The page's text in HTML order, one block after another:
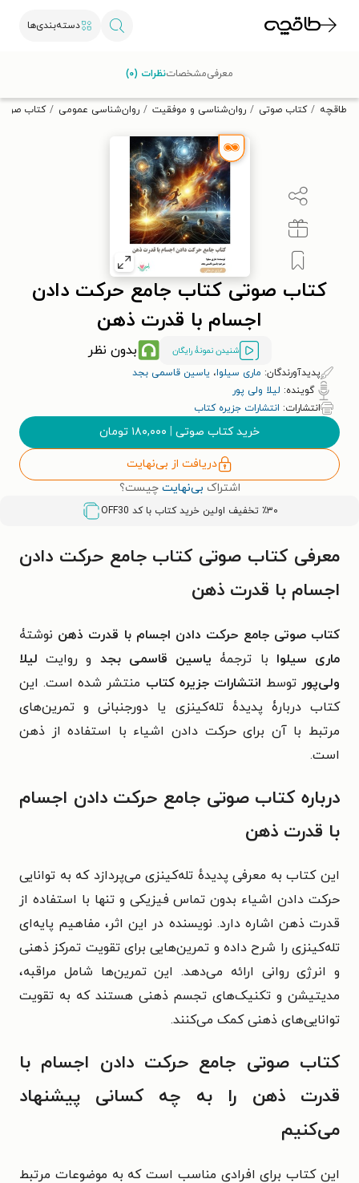
دسته‌بندی‌ها
تخفیف از طاقچه دریافت کن.
طاقچه کتاب صوتی روان‌شناسی و موفقیت روان‌شناسی عمومی کتاب
کتاب صوتی کتاب جامع حرکت دادن
اجسام با قدرت ذهن
شنیدن نمونۀ رایگان بدون نظر
پدیدآورندگان: ماری سیلوا، یاسین قاسمی بجد
گوینده: لیلا ولی پور
انتشارات: انتشارات جزیره کتاب
خرید کتاب صوتی | ۱۸۰,۰۰۰ تومان
دریافت از بی‌نهایت
اشتراک بی‌نهایت چیست؟
٪۳۰ تخفیف اولین خرید کتاب با کد OFF30
معرفیمشخصاتنظرات (۰)
معرفی کتاب صوتی کتاب جامع حرکت دادن
اجسام با قدرت ذهن
کتاب صوتی جامع حرکت دادن اجسام با قدرت ذهن نوشتۀ
ماری سیلوا با ترجمۀ یاسین قاسمی بجد و روایت لیلا
ولی‌پور توسط انتشارات جزیره کتاب منتشر شده است. این
کتاب دربارۀ پدیدهٔ تله‌کینزی یا دورجنبانی و تمرین‌های
مرتبط با آن برای حرکت دادن اشیاء با استفاده از ذهن
است.
درباره کتاب صوتی جامع حرکت دادن اجسام
با قدرت ذهن
این کتاب به معرفی پدیدهٔ تله‌کینزی می‌پردازد که به توانایی
حرکت دادن اشیاء بدون تماس فیزیکی و تنها با استفاده از
قدرت ذهن اشاره دارد. نویسنده در این اثر، مفاهیم پایه‌ای
تله‌کینزی را شرح داده و تمرین‌هایی برای تقویت تمرکز ذهنی
و انرژی روانی ارائه می‌دهد. این تمرین‌ها شامل مراقبه،
مدیتیشن و تکنیک‌های تجسم ذهنی هستند که به تقویت
توانایی‌های ذهنی کمک می‌کنند.
کتاب صوتی جامع حرکت دادن اجسام با
قدرت ذهن را به چه کسانی پیشنهاد
می‌کنیم
این کتاب برای افرادی مناسب است که به موضوعات مرتبط